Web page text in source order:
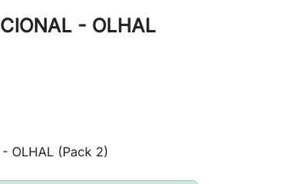
- OLHAL
- OLHAL (Pack 2)